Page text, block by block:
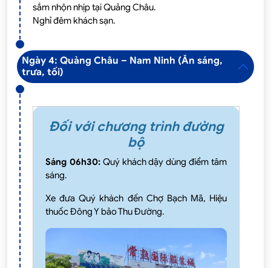
sắm nhộn nhịp tại Quảng Châu.
Nghỉ đêm khách sạn.
Ngày 4: Quảng Châu – Nam Ninh (Ăn sáng,
trưa, tối)
Đối với chương trình đường
bộ
Sáng 06h30:Quý khách dậy dùng điểm tâm
sáng.
Xe đưa Quý khách đến Chợ Bạch Mã, Hiệu
thuốc Đông Y bảo Thu Đường.